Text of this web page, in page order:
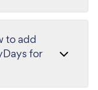
to add
for